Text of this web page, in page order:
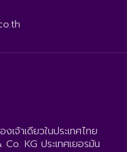
เจ้าเดียวในประเทศไทย
KG ประเทศเยอรมัน